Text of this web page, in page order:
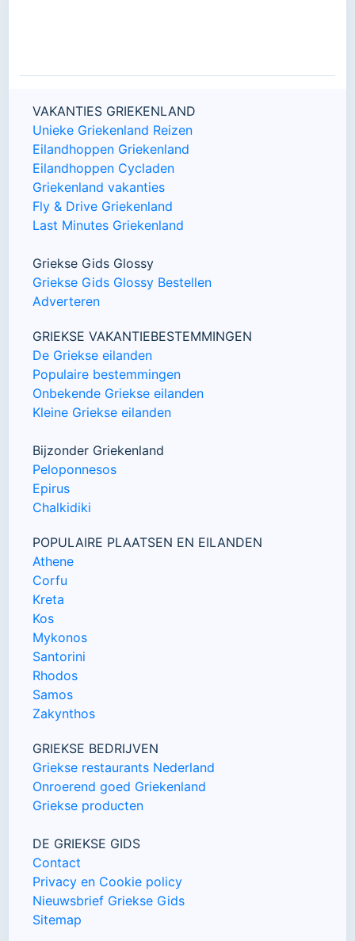
VAKANTIES GRIEKENLAND
Unieke Griekenland Reizen
Eilandhoppen Griekenland
Eilandhoppen Cycladen
Griekenland vakanties
Fly & Drive Griekenland
Last Minutes Griekenland
Griekse Gids Glossy
Griekse Gids Glossy Bestellen
Adverteren
GRIEKSE VAKANTIEBESTEMMINGEN
De Griekse eilanden
Populaire bestemmingen
Onbekende Griekse eilanden
Kleine Griekse eilanden
Bijzonder Griekenland
Peloponnesos
Epirus
Chalkidiki
POPULAIRE PLAATSEN EN EILANDEN
Athene
Corfu
Kreta
Kos
Mykonos
Santorini
Rhodos
Samos
Zakynthos
GRIEKSE BEDRIJVEN
Griekse restaurants Nederland
Onroerend goed Griekenland
Griekse producten
DE GRIEKSE GIDS
Contact
Privacy en Cookie policy
Nieuwsbrief Griekse Gids
Sitemap